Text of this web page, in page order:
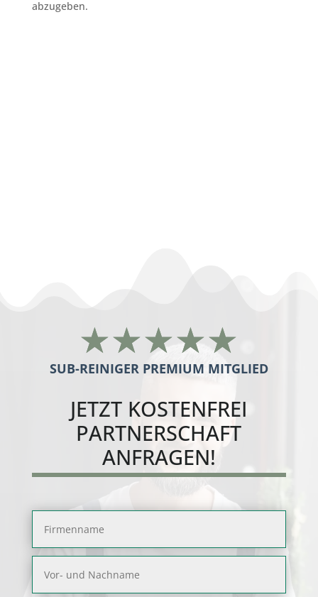
abzugeben.
☆☆☆☆☆
SUB-REINIGER PREMIUM MITGLIED
JETZT KOSTENFREI
PARTNERSCHAFT
ANFRAGEN!